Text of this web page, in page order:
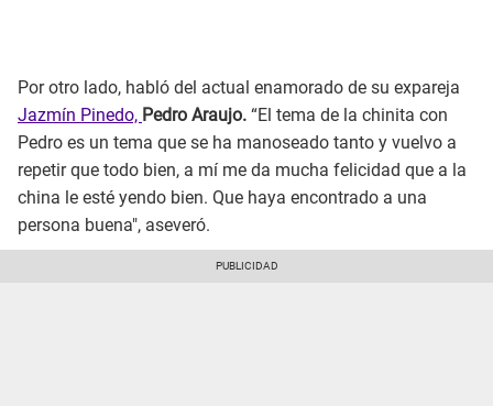
Por otro lado, habló del actual enamorado de su expareja
Jazmín Pinedo, Pedro Araujo. “El tema de la chinita con
Pedro es un tema que se ha manoseado tanto y vuelvo a
repetir que todo bien, a mí me da mucha felicidad que a la
china le esté yendo bien. Que haya encontrado a una
persona buena", aseveró.